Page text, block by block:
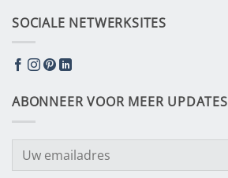
SOCIALE NETWERKSITES
ABONNEER VOOR MEER UPDATES